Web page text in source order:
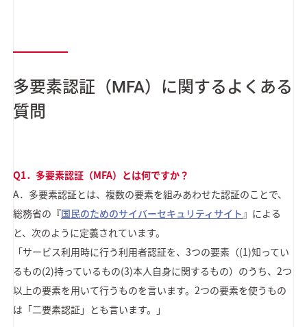
多要素認証（MFA）に関するよくある
質問
Q1．多要素認証（MFA）とは何ですか？
A．多要素認証とは、複数の要素を組みあわせた認証のことで、
総務省の『国民のためのサイバーセキュリティサイト』による
と、次のように定義されています。
「サービス利用時に行う利用者認証を、3つの要素（(1)知ってい
るもの(2)持っているもの(3)本人自身に関するもの）のうち、2つ
以上の要素を用いて行うものを言います。2つの要素を使うもの
は「二要素認証」とも言います。」